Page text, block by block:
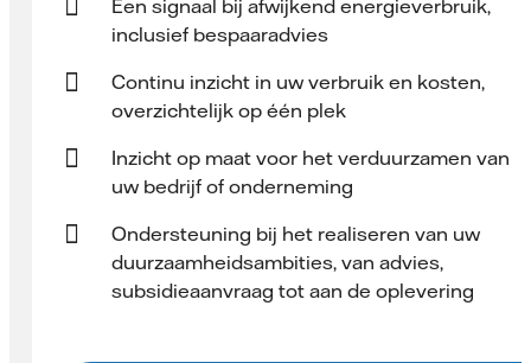
Een signaal bij afwijkend energieverbruik,
inclusief bespaaradvies
Continu inzicht in uw verbruik en kosten,
overzichtelijk op één plek
Inzicht op maat voor het verduurzamen van
uw bedrijf of onderneming
Ondersteuning bij het realiseren van uw
duurzaamheidsambities, van advies,
subsidieaanvraag tot aan de oplevering